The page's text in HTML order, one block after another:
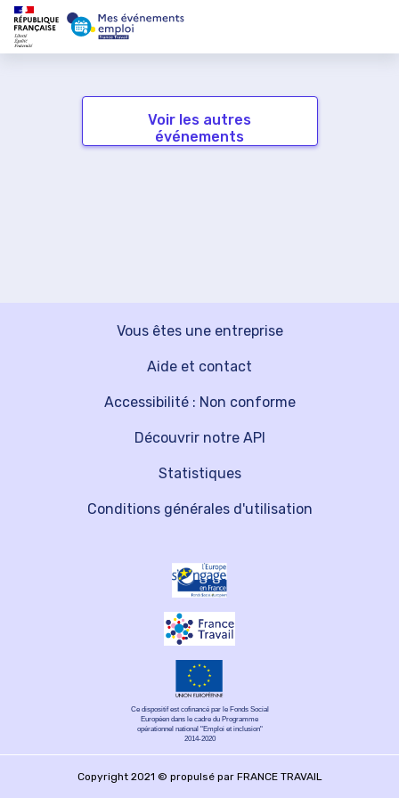
Voir les autres
événements
Vous êtes une entreprise
Découvrir notre API
Aide et contact
Statistiques
Accessibilité : Non conforme
Conditions générales d'utilisation
Ce dispositif est cofinancé par le Fonds Social
Européen dans le cadre du Programme
opérationnel national "Emploi et inclusion"
2014-2020
Copyright 2021 © propulsé par FRANCE TRAVAIL